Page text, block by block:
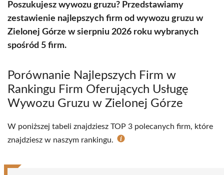
Poszukujesz wywozu gruzu? Przedstawiamy
zestawienie najlepszych firm od wywozu gruzu w
Zielonej Górze w sierpniu 2026 roku wybranych
spośród 5 firm.
Porównanie Najlepszych Firm w
Rankingu Firm Oferujących Usługę
Wywozu Gruzu w Zielonej Górze
W poniższej tabeli znajdziesz TOP 3 polecanych firm, które
znajdziesz w naszym rankingu.